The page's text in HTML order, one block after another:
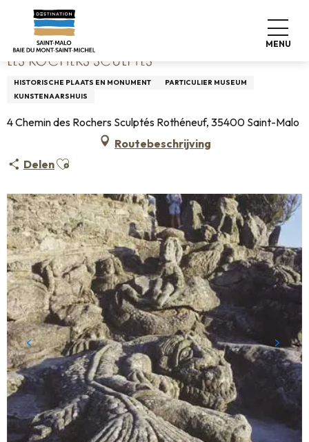
contenu
principal
MENU
Home Les Rochers Sculptés
LES ROCHERS SCULPTÉS
HISTORISCHE PLAATS EN MONUMENT
PARTICULIER MUSEUM
KUNSTENAARSHUIS
4 Chemin des Rochers Sculptés Rothéneuf, 35400 Saint-Malo
Routebeschrijving
DelenAjouter aux favoris